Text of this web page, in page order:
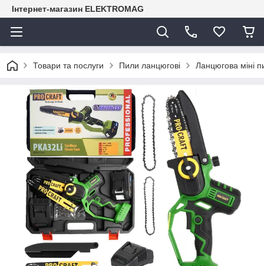
Інтернет-магазин ELEKTROMAG
Товари та послуги Пили ланцюгові Ланцюгова міні